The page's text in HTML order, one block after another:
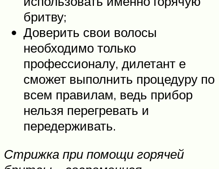
бритву;
Доверить свои волосы
необходимо только
профессионалу, дилетант е
сможет выполнить процедуру по
всем правилам, ведь прибор
нельзя перегревать и
передерживать.
Стрижка при помощи горячей